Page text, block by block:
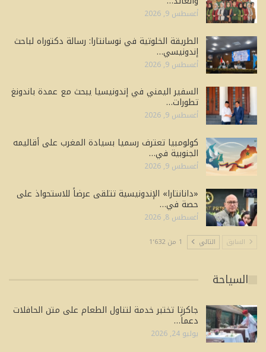
أغسطس 9, 2026
الطريقة الخلوتية في نوسانتارا: رسالة دكتوراه لباحث
إندونيسي…
أغسطس 9, 2026
السفير اليمني في إندونيسيا يبحث مع عمدة باندونغ
تطورات…
أغسطس 9, 2026
كولومبيا تعترف رسميا بسيادة المغرب على أقاليمه
الجنوبية في…
أغسطس 9, 2026
«دانانتارا» الإندونيسية تتلقى عرضاً للاستحواذ على
حصة في…
أغسطس 8, 2026
السابق التالي 1 من 1٬632
السياحة
جاكرتا تختبر خدمة لتناول الطعام على متن الحافلات
دعماً…
يوليو 24, 2026